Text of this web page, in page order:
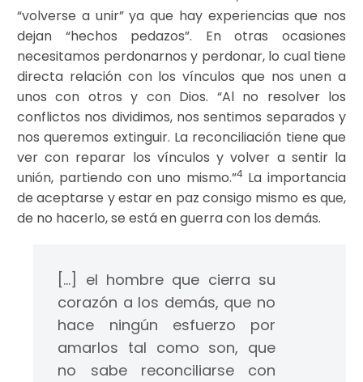
“volverse a unir” ya que hay experiencias que nos
dejan “hechos pedazos”. En otras ocasiones
necesitamos perdonarnos y perdonar, lo cual tiene
directa relación con los vínculos que nos unen a
unos con otros y con Dios. “Al no resolver los
conflictos nos dividimos, nos sentimos separados y
nos queremos extinguir. La reconciliación tiene que
ver con reparar los vínculos y volver a sentir la
unión, partiendo con uno mismo.”4La importancia
de aceptarse y estar en paz consigo mismo es que,
de no hacerlo, se está en guerra con los demás.
[…] el hombre que cierra su
corazón a los demás, que no
hace ningún esfuerzo por
amarlos tal como son, que
no sabe reconciliarse con